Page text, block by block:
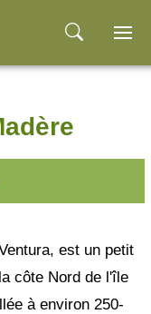
est un petit
côte Nord de l'île
à environ 250-